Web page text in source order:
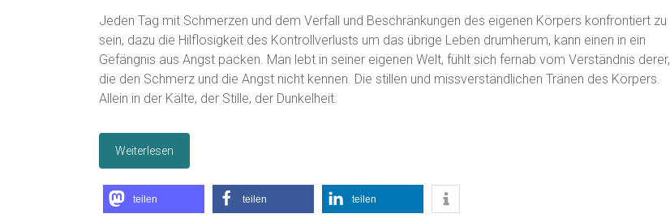
Jeden Tag mit Schmerzen und dem Verfall und Beschränkungen des eigenen Körpers konfrontiert zu
sein, dazu die Hilflosigkeit des Kontrollverlusts um das übrige Leben drumherum, kann einen in ein
Gefängnis aus Angst packen. Man lebt in seiner eigenen Welt, fühlt sich fernab vom Verständnis derer,
die den Schmerz und die Angst nicht kennen. Die stillen und missverständlichen Tränen des Körpers.
Allein in der Kälte, der Stille, der Dunkelheit.
Weiterlesen
teilen teilen teilen